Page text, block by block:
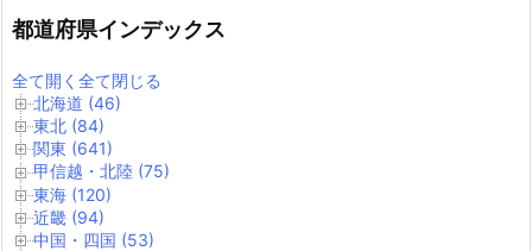
都道府県インデックス
全て開く 全て閉じる
北海道 (46)
東北 (84)
関東 (641)
甲信越・北陸 (75)
東海 (120)
近畿 (94)
中国・四国 (53)